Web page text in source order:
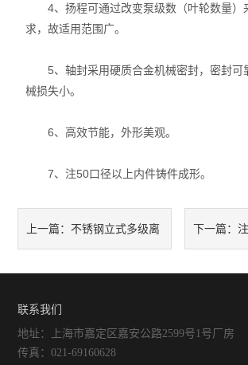
4、扬程可通过改变泵级数（叶轮数量）
求，故适用范围广。
5、轴封采用硬质合金机械密封，密封可
械损失小。
6、高效节能，外形美观。
7、注50口径以上内件铸件成形。
上一篇： 不锈钢立式多级离
事项
下一篇：
联系我们
地址：上海市嘉定区嘉安公路2599号1号厂房
传真：021-69160628